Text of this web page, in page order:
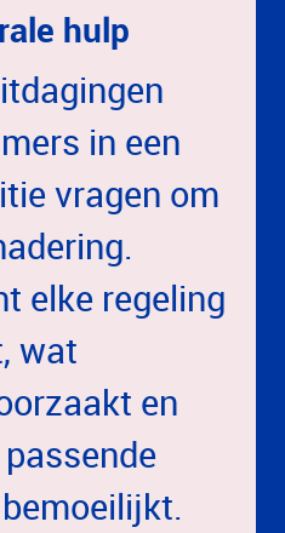
hulp
in een
vragen om
elke regeling
wat
en